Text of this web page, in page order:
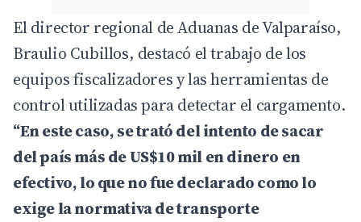
El director regional de Aduanas de Valparaíso,
Braulio Cubillos, destacó el trabajo de los
equipos fiscalizadores y las herramientas de
control utilizadas para detectar el cargamento.
“En este caso, se trató del intento de sacar
del país más de US$10 mil en dinero en
efectivo, lo que no fue declarado como lo
exige la normativa de transporte